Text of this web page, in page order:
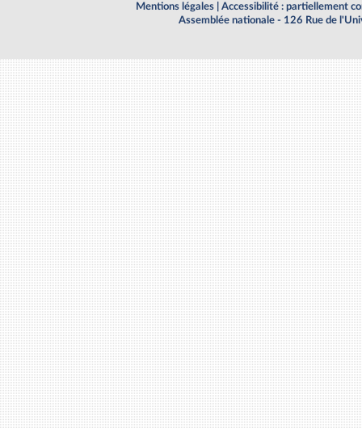
Mentions légales
Accessibilité : partiellement
Assemblée nationale - 126 Rue de